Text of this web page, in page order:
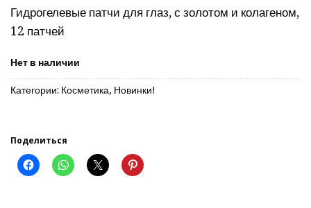
составляла
9.99€.
2.80€.
Гидрогелевые патчи для глаз, с золотом и колагеном,
12 патчей
Нет в наличии
Категории: Косметика, Новинки!
Поделиться